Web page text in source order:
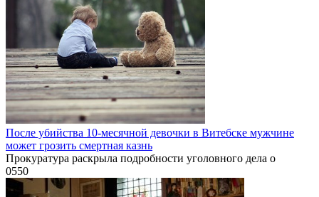
После убийства 10-месячной девочки в Витебске мужчине
может грозить смертная казнь
Прокуратура раскрыла подробности уголовного дела о
0550